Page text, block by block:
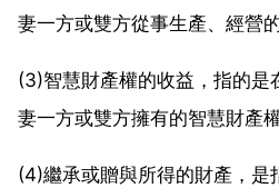
妻一方或雙方從事生產、經營
(3)智慧財產權的收益，指的是
妻一方或雙方擁有的智慧財產
(4)繼承或贈與所得的財產，是